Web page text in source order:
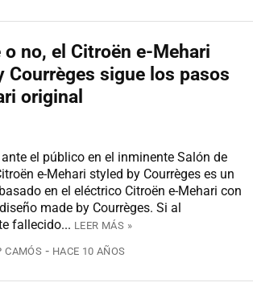
o no, el Citroën e-Mehari
Courrèges sigue los pasos
original
el público en el inminente Salón de
e-Mehari styled by Courrèges es un
en el eléctrico Citroën e-Mehari con
made by Courrèges. Si al
fallecido... LEER MÁS »
CAMÓS HACE 10 AÑOS